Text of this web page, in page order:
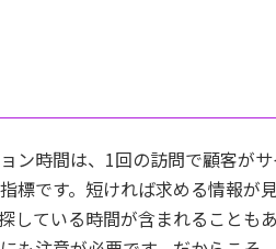
ン時間は、1回の訪問で顧客が
標です。短ければ求める情報が
している時間が含まれることも